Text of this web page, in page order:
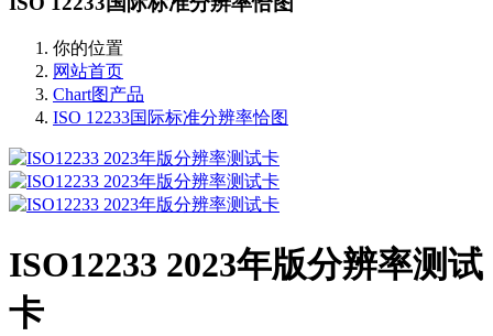
你的位置
网站首页
Chart图产品
ISO 12233国际标准分辨率恰图
ISO12233 2023年版分辨率测试
卡